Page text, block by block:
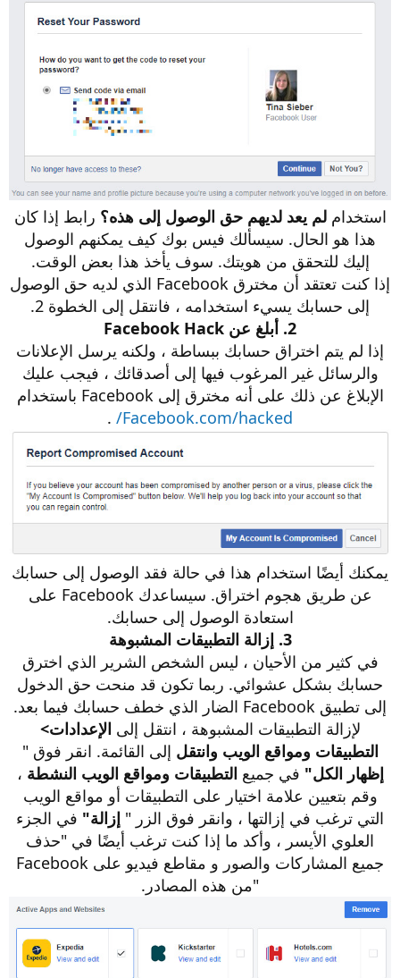
استخداملم يعد لديهم حق الوصول إلى هذه؟ رابط إذا كان
هذا هو الحال. سيسألك فيس بوك كيف يمكنهم الوصول
إليك للتحقق من هويتك. سوف يأخذ هذا بعض الوقت.
إذا كنت تعتقد أن مخترق Facebook الذي لديه حق الوصول
إلى حسابك يسيء استخدامه ، فانتقل إلى الخطوة 2.
2. أبلغ عن Facebook Hack
إذا لم يتم اختراق حسابك ببساطة ، ولكنه يرسل الإعلانات
والرسائل غير المرغوب فيها إلى أصدقائك ، فيجب عليك
الإبلاغ عن ذلك على أنه مخترق إلى Facebook باستخدام
Facebook.com/hacked/
.
يمكنك أيضًا استخدام هذا في حالة فقد الوصول إلى حسابك
عن طريق هجوم اختراق. سيساعدك Facebook على
استعادة الوصول إلى حسابك.
3. إزالة التطبيقات المشبوهة
في كثير من الأحيان ، ليس الشخص الشرير الذي اخترق
حسابك بشكل عشوائي. ربما تكون قد منحت حق الدخول
إلى تطبيق Facebook الضار الذي خطف حسابك فيما بعد.
لإزالة التطبيقات المشبوهة ، انتقل إلى الإعدادات>
التطبيقات ومواقع الويب وانتقل إلى القائمة. انقر فوق "
إظهار الكل" في جميع التطبيقات ومواقع الويب النشطة ،
وقم بتعيين علامة اختيار على التطبيقات أو مواقع الويب
التي ترغب في إزالتها ، وانقر فوق الزر " إزالة" في الجزء
العلوي الأيسر ، وأكد ما إذا كنت ترغب أيضًا في "حذف
جميع المشاركات والصور و مقاطع فيديو على Facebook
"من هذه المصادر.